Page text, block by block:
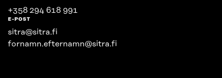
+358 294 618 991
E-POST
sitra@sitra.fi
fornamn.efternamn@sitra.fi